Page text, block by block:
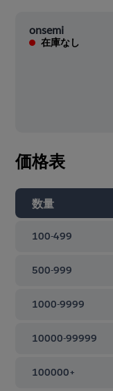
onsemi
在庫なし
価格表
数量
100-499
500-999
1000-9999
10000-99999
100000+